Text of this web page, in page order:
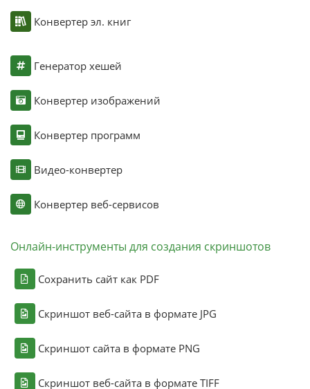
Конвертер эл. книг
Генератор хешей
Конвертер изображений
Конвертер программ
Видео-конвертер
Конвертер веб-сервисов
Онлайн-инструменты для создания скриншотов
Сохранить сайт как PDF
Скриншот веб-сайта в формате JPG
Скриншот сайта в формате PNG
Скриншот веб-сайта в формате TIFF